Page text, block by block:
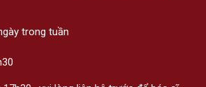
trong tuần